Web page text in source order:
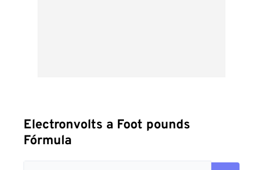
Electronvolts a Foot pounds
Fórmula